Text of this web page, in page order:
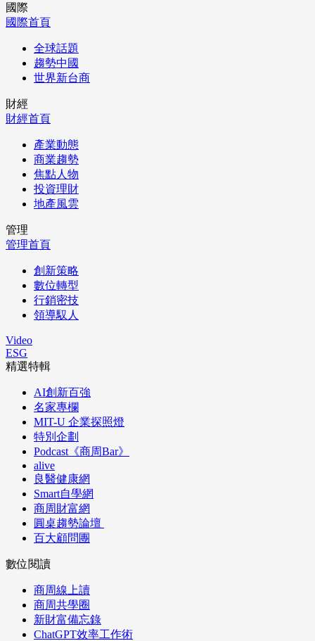
國際
國際首頁
全球話題
趨勢中國
世界新台商
財經
財經首頁
產業動態
商業趨勢
焦點人物
投資理財
地產風雲
管理
管理首頁
創新策略
數位轉型
行銷密技
領導馭人
Video
ESG
精選特輯
AI創新百強
名家專欄
MIT-U 企業探照燈
特別企劃
Podcast《商周Bar》
alive
良醫健康網
Smart自學網
商周財富網
圓桌趨勢論壇
百大顧問團
數位閱讀
商周線上讀
商周共學圈
新財富備忘錄
ChatGPT效率工作術